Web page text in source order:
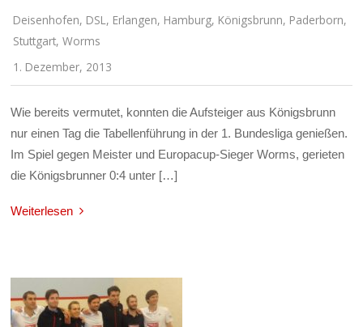
Deisenhofen, DSL, Erlangen, Hamburg, Königsbrunn, Paderborn,
Stuttgart,Worms
1. Dezember, 2013
Wie bereits vermutet, konnten die Aufsteiger aus Königsbrunn
nur einen Tag die Tabellenführung in der 1. Bundesliga genießen.
Im Spiel gegen Meister und Europacup-Sieger Worms, gerieten
die Königsbrunner 0:4 unter […]
Weiterlesen